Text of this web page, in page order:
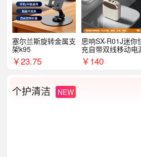
塞尔兰斯旋转金属支
架k95
￥23.75
思响SX-R01J迷你
充自带双线移动电
￥140
个护清洁 NEW